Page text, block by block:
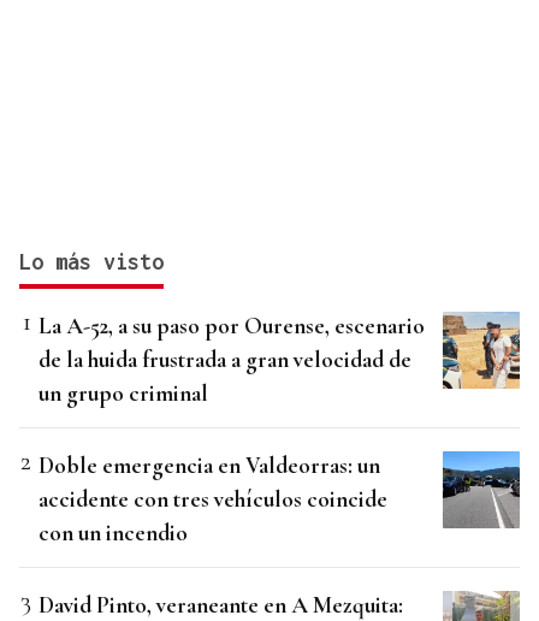
Lo más visto
La A-52, a su paso por Ourense, escenario
de la huida frustrada a gran velocidad de
un grupo criminal
Doble emergencia en Valdeorras: un
accidente con tres vehículos coincide
con un incendio
David Pinto, veraneante en A Mezquita: